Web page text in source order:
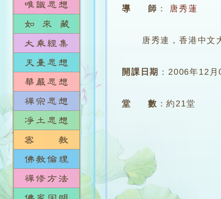
導 師 ： 唐秀蓮
唐秀連，香港中文大
開課日期 ：2006年12月
堂 數 ：約21堂